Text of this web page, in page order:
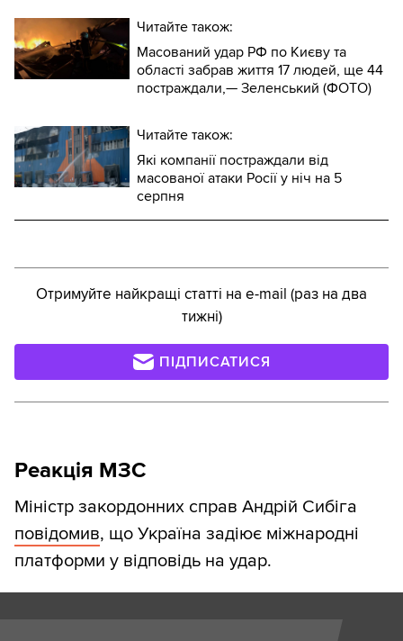
Читайте також:
Масований удар РФ по Києву та
області забрав життя 17 людей, ще 44
постраждали,— Зеленський (ФОТО)
Читайте також:
Які компанії постраждали від
масованої атаки Росії у ніч на 5
серпня
Отримуйте найкращі статті на e-mail (раз на два
тижні)
ПІДПИСАТИСЯ
Реакція МЗС
Міністр закордонних справ Андрій Сибіга
повідомив, що Україна задіює міжнародні
платформи у відповідь на удар.